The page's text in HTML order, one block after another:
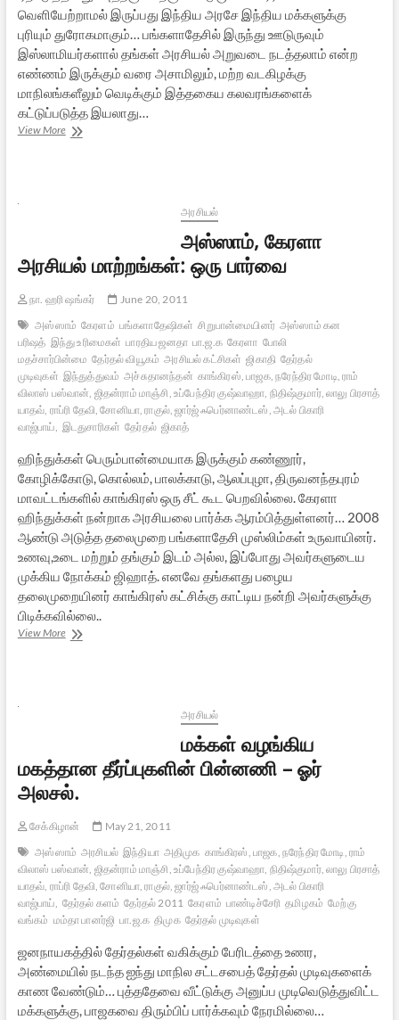
வெளியேற்றாமல் இருப்பது இந்திய அரசே இந்திய மக்களுக்கு
புரியும் துரோகமாகும்… பங்களாதேசில் இருந்து ஊடுருவும்
இஸ்லாமியர்களால் தங்கள் அரசியல் அறுவடை நடத்தலாம் என்ற
எண்ணம் இருக்கும் வரை அசாமிலும், மற்ற வடகிழக்கு
மாநிலங்களீலும் வெடிக்கும் இத்தகைய கலவரங்களைக்
கட்டுப்படுத்த இயலாது…
View Moreஅசாம்
அரசியல்
அஸ்ஸாம், கேரளா
அரசியல் மாற்றங்கள்: ஒரு பார்வை
நா. ஹரி ஷங்கர்
June 20, 2011
அஸ்ஸாம் கேரளம் பங்களாதேஷிகள் சிறுபான்மையினர் அஸ்ஸாம் கன
பரிஷத் இந்து உரிமைகள் பாரதிய ஜனதா பா.ஜ.க கேரளா போலி
மதச்சார்பின்மை தேர்தல் வியூகம் அரசியல் கட்சிகள் ஜிகாதி தேர்தல்
முடிவுகள் இந்துத்துவம் அச்சுதானந்தன் காங்கிரஸ், பாஜக, நரேந்திர மோடி, ராம்
விலாஸ் பஸ்வான், ஜிதன்ராம் மாஞ்சி, உப்பேந்திர குஷ்வாஹா, நிதிஷ்குமார், லாலு பிரசாத்
யாதவ், ராப்ரி தேவி, சோனியா, ராகுல், ஜார்ஜ் ஃபெர்னாண்டஸ், அடல் பிகாரி
வாஜ்பாய், இடதுசாரிகள் தேர்தல் ஜிகாத்
ஹிந்துக்கள் பெரும்பான்மையாக இருக்கும் கண்ணூர்,
கோழிக்கோடு, கொல்லம், பாலக்காடு, ஆலப்புழா, திருவனந்தபுரம்
மாவட்டங்களில் காங்கிரஸ் ஒரு சீட் கூட பெறவில்லை. கேரளா
ஹிந்துக்கள் நன்றாக அரசியலை பார்க்க ஆரம்பித்துள்ளனர்… 2008
ஆண்டு அடுத்த தலைமுறை பங்களாதேசி முஸ்லிம்கள் உருவாயினர்.
உணவு,உடை மற்றும் தங்கும் இடம் அல்ல, இப்போது அவர்களுடைய
முக்கிய நோக்கம் ஜிஹாத். எனவே தங்களது பழைய
தலைமுறையினர் காங்கிரஸ் கட்சிக்கு காட்டிய நன்றி அவர்களுக்கு
பிடிக்கவில்லை..
View Moreஅஸ்ஸாம்,
அரசியல்
மக்கள் வழங்கிய
மகத்தான தீர்ப்புகளின் பின்னணி – ஓர்
அலசல்.
சேக்கிழான்
May 21, 2011
அஸ்ஸாம் அரசியல் இந்தியா அதிமுக காங்கிரஸ், பாஜக, நரேந்திர மோடி, ராம்
விலாஸ் பஸ்வான், ஜிதன்ராம் மாஞ்சி, உப்பேந்திர குஷ்வாஹா, நிதிஷ்குமார், லாலு பிரசாத்
யாதவ், ராப்ரி தேவி, சோனியா, ராகுல், ஜார்ஜ் ஃபெர்னாண்டஸ், அடல் பிகாரி
வாஜ்பாய், தேர்தல் களம் தேர்தல் 2011 கேரளம் பாண்டிச்சேரி தமிழகம் மேற்கு
வங்கம் மம்தா பானர்ஜி பா.ஜ.க திமுக தேர்தல் முடிவுகள்
ஜனநாயகத்தில் தேர்தல்கள் வகிக்கும் பேரிடத்தை உணர,
அண்மையில் நடந்த ஐந்து மாநில சட்டசபைத் தேர்தல் முடிவுகளைக்
காண வேண்டும்… புத்ததேவை வீட்டுக்கு அனுப்ப முடிவெடுத்துவிட்ட
மக்களுக்கு, பாஜகவை திரும்பிப் பார்க்கவும் நேரமில்லை…